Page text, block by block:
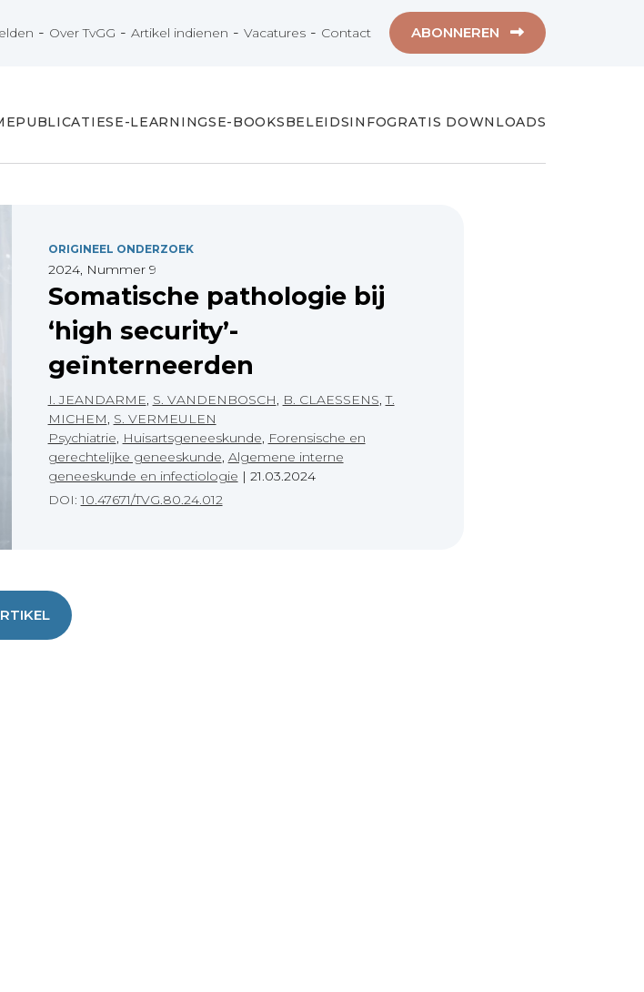
- Over TvGG -Artikel indienen -Vacatures - Contact ABONNEREN
PUBLICATIESE-LEARNINGSE-BOOKSBELEIDSINFOGRATIS DOWNLOADS
ORIGINEEL ONDERZOEK
2024, Nummer 9
Somatische pathologie bij
‘high security’-
geïnterneerden
I. JEANDARME, S. VANDENBOSCH, B. CLAESSENS,T.
MICHEM, S. VERMEULEN
Psychiatrie, Huisartsgeneeskunde, Forensische en
gerechtelijke geneeskunde, Algemene interne
geneeskunde en infectiologie | 21.03.2024
DOI:10.47671/TVG.80.24.012